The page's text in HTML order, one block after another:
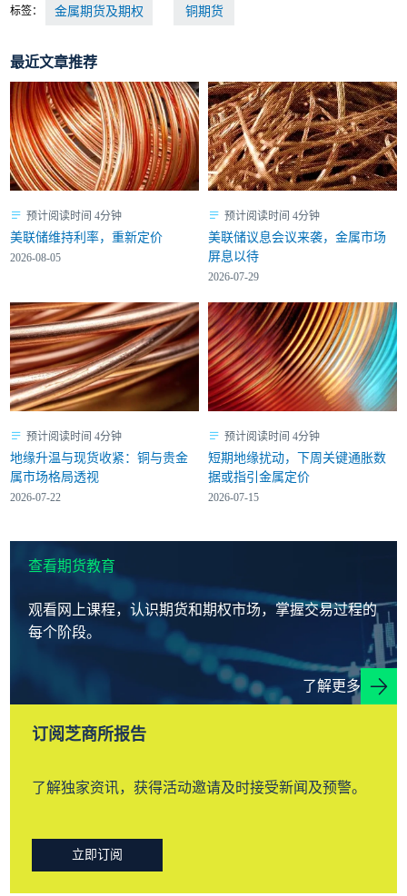
标签： 金属期货及期权 铜期货
最近文章推荐
预计阅读时间 4分钟
美联储维持利率，重新定价
2026-08-05
预计阅读时间 4分钟
美联储议息会议来袭，金属市场
屏息以待
2026-07-29
预计阅读时间 4分钟
地缘升温与现货收紧：铜与贵金
属市场格局透视
2026-07-22
预计阅读时间 4分钟
短期地缘扰动，下周关键通胀数
据或指引金属定价
2026-07-15
查看期货教育
观看网上课程，认识期货和期权市场，掌握交易过程的
每个阶段。
了解更多
订阅芝商所报告
了解独家资讯，获得活动邀请及时接受新闻及预警。
立即订阅